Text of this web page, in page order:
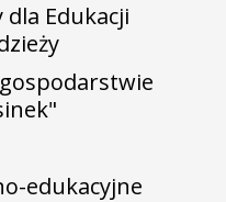
dla Edukacji
edukacyjne